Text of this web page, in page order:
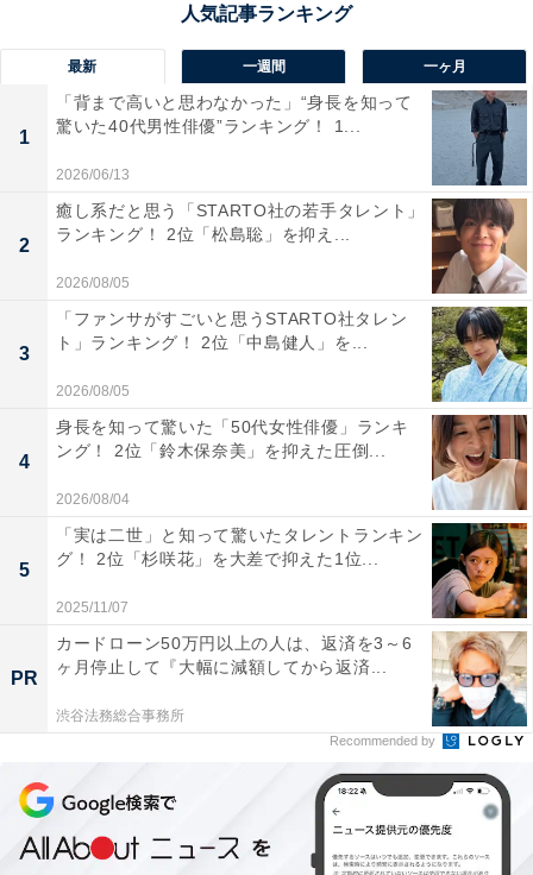
ンフライズ」やバレーボールV.LEAGUE所属の「JTサン
ダーズ広島」など、今後の活躍から目が離せないスポー
ツチームも多数存在しています。
広島県在住の回答者に自慢の自県出身のスポーツ選手を
聞いたところ、最も多かった回答は、陸上男子100メー
トルで9秒95の日本記録を持つ「山縣亮太（やまがたり
ょうた）」さんでした。
この記事の筆者：福島 ゆき プロフィール
アニメや漫画のレビュー、エンタメトピックスなどを中
心に、オールジャンルで執筆中のライター。時々、店舗
取材などのリポート記事も担当。All AboutおよびAll
About ニュースでのライター歴は5年。
次ページ
9位までの全ランキング結果を見
る
最新 一週間 一ヶ月
1
「背まで高いと思わなかった」“身長を知って
驚いた40代男性俳優”ランキング！ 1...
2026/06/13
2
癒し系だと思う「STARTO社の若手タレント」
ランキング！ 2位「松島聡」を抑え...
2026/08/05
3
「ファンサがすごいと思うSTARTO社タレン
ト」ランキング！ 2位「中島健人」を...
2026/08/05
4
身長を知って驚いた「50代女性俳優」ランキ
ング！ 2位「鈴木保奈美」を抑えた圧倒...
2026/08/04
5
「実は二世」と知って驚いたタレントランキン
グ！ 2位「杉咲花」を大差で抑えた1位...
2025/11/07
PR
カードローン50万円以上の人は、返済を3～6
ヶ月停止して『大幅に減額してから返済...
渋谷法務総合事務所
Recommended by